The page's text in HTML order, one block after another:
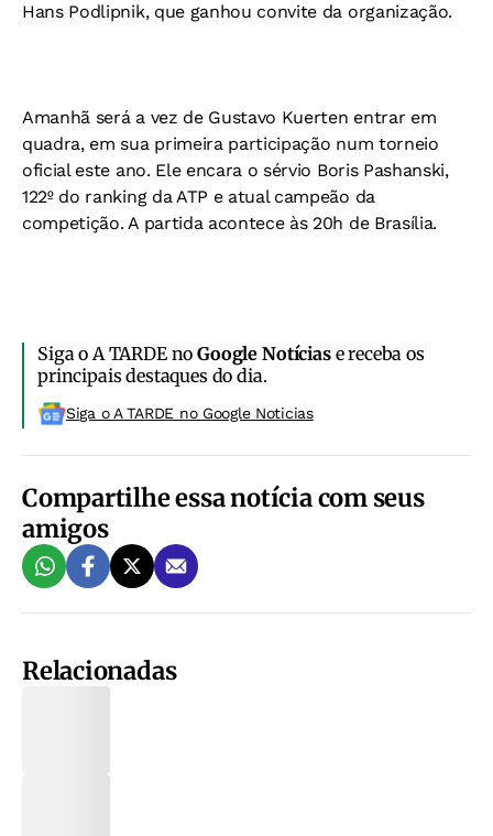
Hans Podlipnik, que ganhou convite da organização.
Amanhã será a vez de Gustavo Kuerten entrar em
quadra, em sua primeira participação num torneio
oficial este ano. Ele encara o sérvio Boris Pashanski,
122º do ranking da ATP e atual campeão da
competição. A partida acontece às 20h de Brasília.
Siga o A TARDE noGoogle Notíciase receba os
principais destaques do dia.
Siga o A TARDE no Google Noticias
Compartilhe essa notícia com seus
amigos
Relacionadas